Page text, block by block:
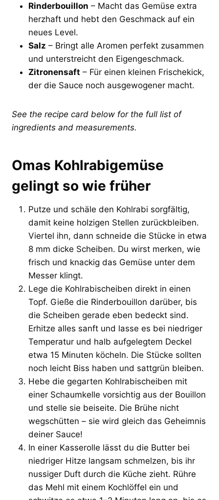
Rinderbouillon – Macht das Gemüse extra
herzhaft und hebt den Geschmack auf ein
neues Level.
Salz – Bringt alle Aromen perfekt zusammen
und unterstreicht den Eigengeschmack.
Zitronensaft – Für einen kleinen Frischekick,
der die Sauce noch ausgewogener macht.
See the recipe card below for the full list of
ingredients and measurements.
Omas Kohlrabigemüse
gelingt so wie früher
Putze und schäle den Kohlrabi sorgfältig,
damit keine holzigen Stellen zurückbleiben.
Viertel ihn, dann schneide die Stücke in etwa
8 mm dicke Scheiben. Du wirst merken, wie
frisch und knackig das Gemüse unter dem
Messer klingt.
Lege die Kohlrabischeiben direkt in einen
Topf. Gieße die Rinderbouillon darüber, bis
die Scheiben gerade eben bedeckt sind.
Erhitze alles sanft und lasse es bei niedriger
Temperatur und halb aufgelegtem Deckel
etwa 15 Minuten köcheln. Die Stücke sollten
noch leicht Biss haben und sattgrün bleiben.
Hebe die gegarten Kohlrabischeiben mit
einer Schaumkelle vorsichtig aus der Bouillon
und stelle sie beiseite. Die Brühe nicht
wegschütten – sie wird gleich das Geheimnis
deiner Sauce!
In einer Kasserolle lässt du die Butter bei
niedriger Hitze langsam schmelzen, bis ihr
nussiger Duft durch die Küche zieht. Rühre
das Mehl mit einem Kochlöffel ein und